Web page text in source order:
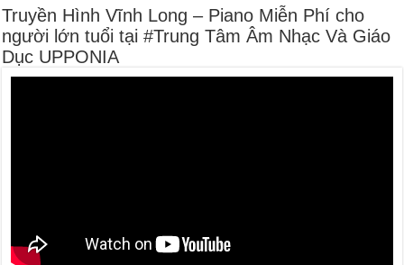
Truyền Hình Vĩnh Long – Piano Miễn Phí cho
người lớn tuổi tại #Trung Tâm Âm Nhạc Và Giáo
Dục UPPONIA